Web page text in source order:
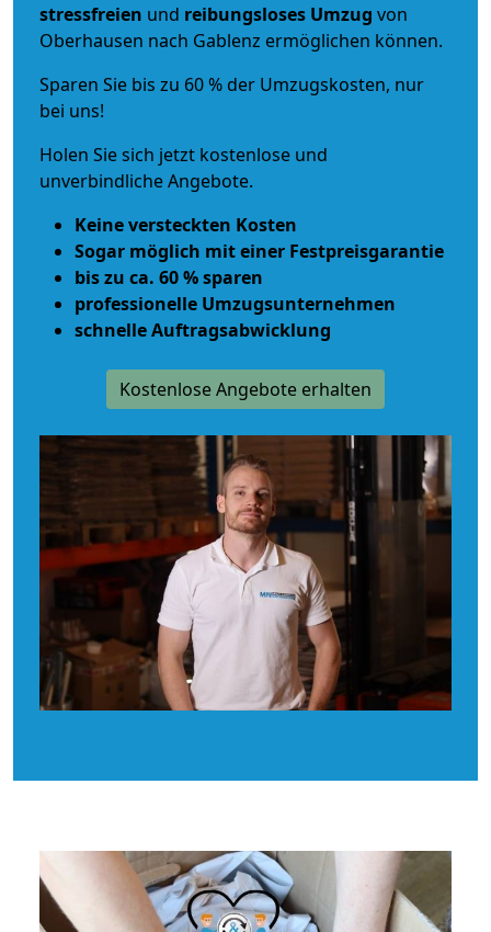
stressfreien und reibungsloses Umzug von
Oberhausen nach Gablenz ermöglichen können.
Sparen Sie bis zu 60 % der Umzugskosten, nur
bei uns!
Holen Sie sich jetzt kostenlose und
unverbindliche Angebote.
Keine versteckten Kosten
Sogar möglich mit einer Festpreisgarantie
bis zu ca. 60 % sparen
professionelle Umzugsunternehmen
schnelle Auftragsabwicklung
Kostenlose Angebote erhalten